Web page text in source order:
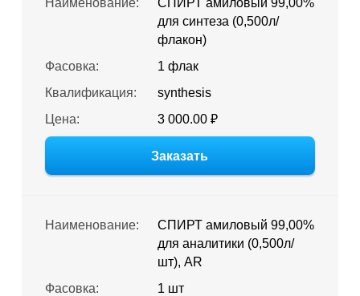
Наименование:
СПИРТ амиловый 99,00%
для синтеза (0,500л/
флакон)
Фасовка:
1 флак
Квалификация:
synthesis
Цена:
3 000.00 ₽
Заказать
Наименование:
СПИРТ амиловый 99,00%
для аналитики (0,500л/
шт), AR
Фасовка:
1 шт